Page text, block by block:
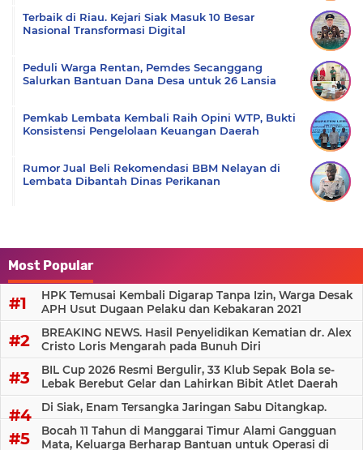
Terbaik di Riau. Kejari Siak Masuk 10 Besar
Nasional Transformasi Digital
Peduli Warga Rentan, Pemdes Secanggang
Salurkan Bantuan Dana Desa untuk 26 Lansia
Pemkab Lembata Kembali Raih Opini WTP, Bukti
Konsistensi Pengelolaan Keuangan Daerah
Rumor Jual Beli Rekomendasi BBM Nelayan di
Lembata Dibantah Dinas Perikanan
Most Popular
HPK Temusai Kembali Digarap Tanpa Izin, Warga Desak
APH Usut Dugaan Pelaku dan Kebakaran 2021
BREAKING NEWS. Hasil Penyelidikan Kematian dr. Alex
Cristo Loris Mengarah pada Bunuh Diri
BIL Cup 2026 Resmi Bergulir, 33 Klub Sepak Bola se-
Lebak Berebut Gelar dan Lahirkan Bibit Atlet Daerah
Di Siak, Enam Tersangka Jaringan Sabu Ditangkap.
Bocah 11 Tahun di Manggarai Timur Alami Gangguan
Mata, Keluarga Berharap Bantuan untuk Operasi di